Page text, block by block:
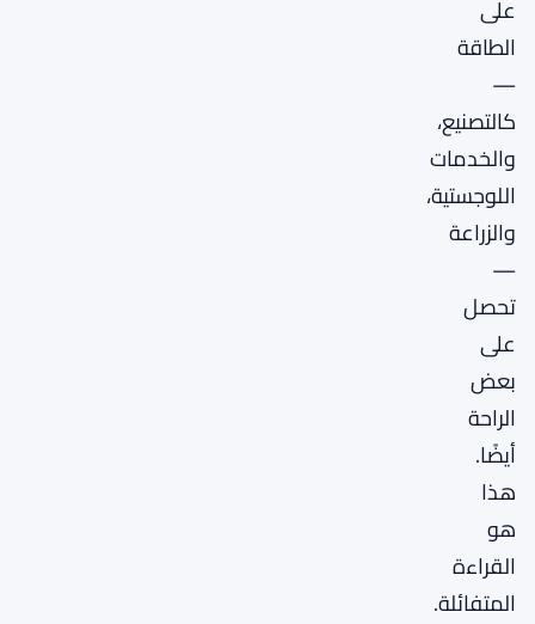
على
الطاقة
—
كالتصنيع،
والخدمات
اللوجستية،
والزراعة
—
تحصل
على
بعض
الراحة
أيضًا.
هذا
هو
القراءة
المتفائلة.